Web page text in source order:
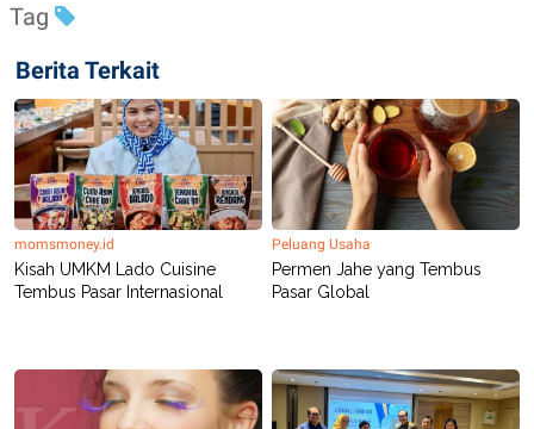
Tag
Berita Terkait
momsmoney.id
Kisah UMKM Lado Cuisine
Tembus Pasar Internasional
Peluang Usaha
Permen Jahe yang Tembus
Pasar Global